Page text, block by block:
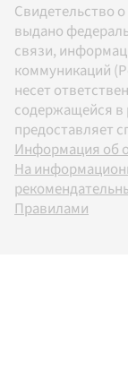
Свидетельство
выдано
связи,
коммуникаций
несет
содержащейся в
предоставляет
Информация об
На
Правилами